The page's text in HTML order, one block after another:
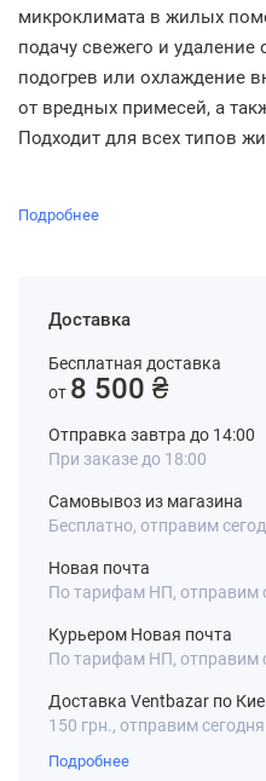
микроклимата в жилых
подачу свежего и удаление
подогрев или охлаждение
от вредных примесей, а
Подходит для всех типов
Подробнее
Доставка
Бесплатная доставка
от 8 500 ₴
Отправка завтра до 14:00
При заказе до 18:00
Самовывоз из магазина
Бесплатно, отправим
Новая почта
По тарифам НП, отправим
Курьером Новая почта
По тарифам НП, отправим
Доставка Ventbazar по
150 грн., отправим сегодня
Подробнее